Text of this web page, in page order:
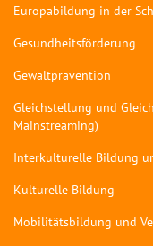
Europabildung in der
Gesundheitsförderung
Gewaltprävention
Gleichstellung und
Mainstreaming)
Interkulturelle Bildung
Kulturelle Bildung
Mobilitätsbildung und